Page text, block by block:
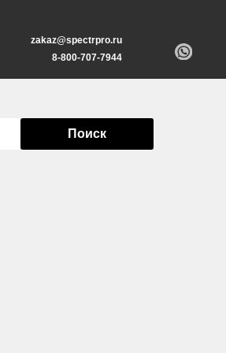
zakaz@spectrpro.ru
8-800-707-7944
Поиск